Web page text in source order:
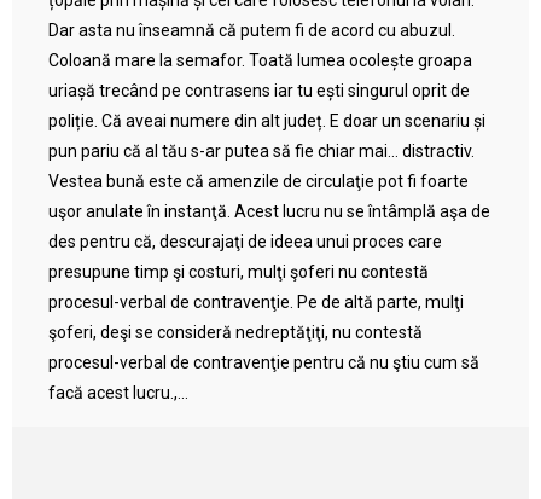
Dar asta nu înseamnă că putem fi de acord cu abuzul.
Coloană mare la semafor. Toată lumea ocolește groapa
uriașă trecând pe contrasens iar tu ești singurul oprit de
poliție. Că aveai numere din alt județ. E doar un scenariu și
pun pariu că al tău s-ar putea să fie chiar mai… distractiv.
Vestea bună este că amenzile de circulaţie pot fi foarte
uşor anulate în instanţă. Acest lucru nu se întâmplă aşa de
des pentru că, descurajaţi de ideea unui proces care
presupune timp şi costuri, mulţi şoferi nu contestă
procesul-verbal de contravenţie. Pe de altă parte, mulţi
şoferi, deşi se consideră nedreptăţiţi, nu contestă
procesul-verbal de contravenţie pentru că nu ştiu cum să
facă acest lucru.,...